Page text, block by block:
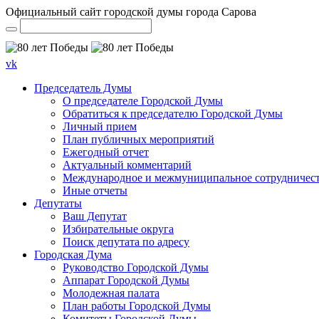
Официальный сайт городской думы города Сарова
vk
Председатель Думы
О председателе Городской Думы
Обратиться к председателю Городской Думы
Личный прием
План публичных мероприятий
Ежегодный отчет
Актуальный комментарий
Международное и межмуниципальное
Иные отчеты
Депутаты
Ваш Депутат
Избирательные округа
Поиск депутата по адресу
Городская Дума
Руководство Городской Думы
Аппарат Городской Думы
Молодежная палата
План работы Городской Думы